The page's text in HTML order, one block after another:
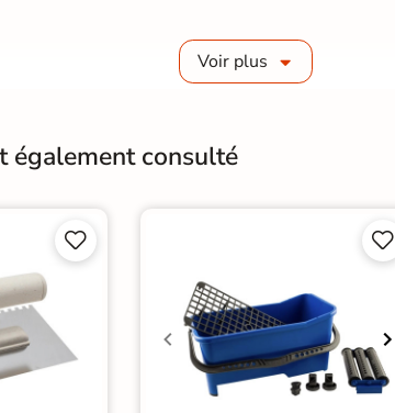
Voir plus
également consulté

 
